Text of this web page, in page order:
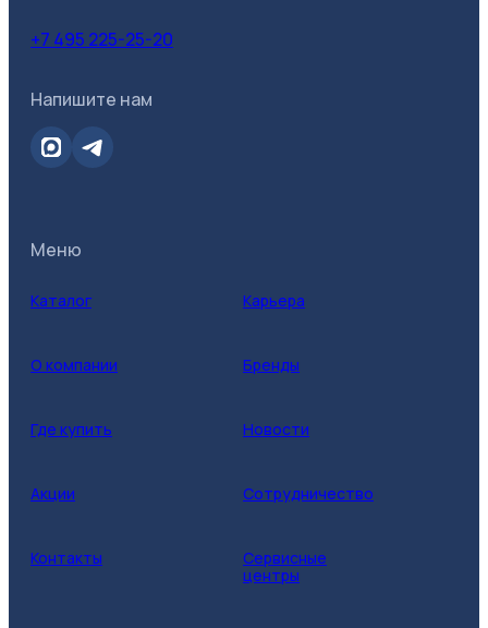
+7 495 225-25-20
Напишите нам
Меню
Каталог Карьера
О компании Бренды
Где купить Новости
Акции Сотрудничество
Контакты
Сервисные
центры